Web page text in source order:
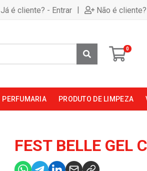
Já é cliente? - Entrar | Não é
0
PERFUMARIA PRODUTO DE LIMPEZA
FEST BELLE GEL